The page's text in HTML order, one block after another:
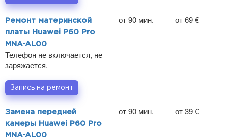
Ремонт материнской
платы Huawei P60 Pro
MNA-AL00
Телефон не включается, не
заряжается.
от 90 мин. от 69 €
Запись на ремонт
Замена передней
камеры Huawei P60 Pro
MNA-AL00
от 90 мин. от 39 €